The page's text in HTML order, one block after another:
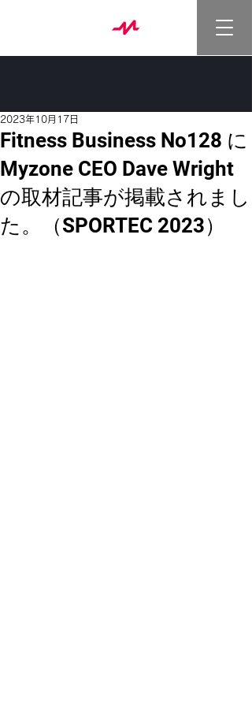
Fitness Business No128 に
Myzone CEO Dave Wright
の取材記事が掲載されまし
た。（SPORTEC 2023）
2023年10月17日